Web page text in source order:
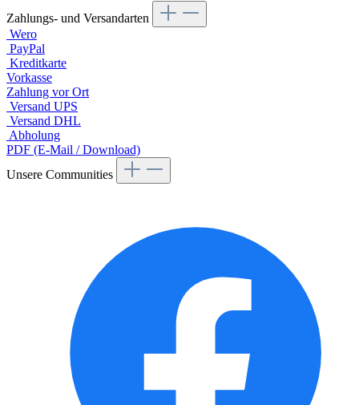
Zahlungs- und Versandarten
Wero
PayPal
Kreditkarte
Vorkasse
Zahlung vor Ort
Versand UPS
Versand DHL
Abholung
PDF (E-Mail / Download)
Unsere Communities